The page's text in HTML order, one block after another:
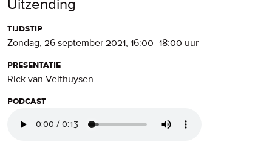
Uitzending
tijdstip
zondag, 26 september 2021, 16:00–18:00 uur
presentatie
Rick van Velthuysen
podcast